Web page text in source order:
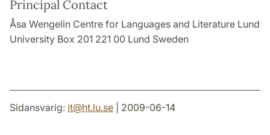
Principal Contact
Åsa Wengelin Centre for Languages and Literature Lund
University Box 201 221 00 Lund Sweden
Sidansvarig: it@ht.lu.se | 2009-06-14